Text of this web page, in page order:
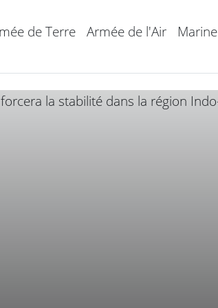
de Terre Armée de l'Air Marine